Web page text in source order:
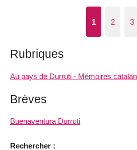
1 2 3
Rubriques
Au pays de Durruti - Mémoires
Brèves
Buenaventura Durruti
Rechercher :